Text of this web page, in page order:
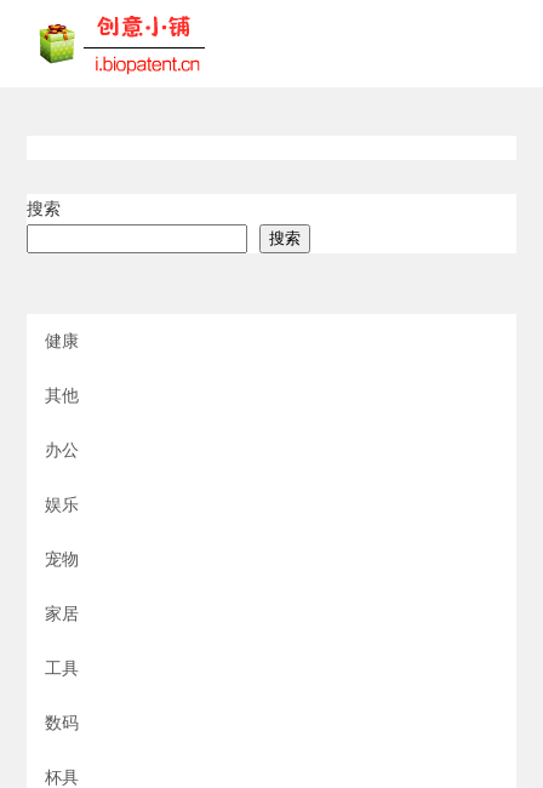
搜索
搜索
健康
其他
办公
娱乐
宠物
家居
工具
数码
杯具